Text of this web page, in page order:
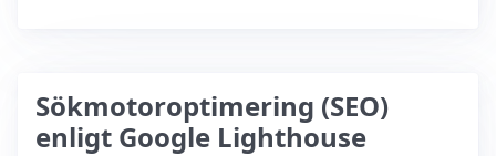
Sökmotoroptimering (SEO)
enligt Google Lighthouse